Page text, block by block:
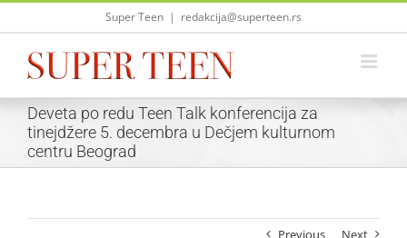
Skip
Super Teen | redakcija@superteen.rs
Deveta po redu Teen Talk konferencija za
tinejdžere 5. decembra u Dečjem kulturnom
centru Beograd
Previous Next